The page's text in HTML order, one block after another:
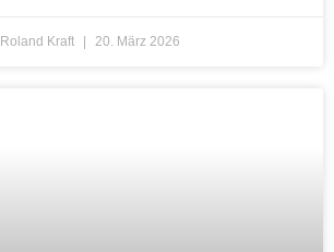
Roland Kraft 20. März 2026